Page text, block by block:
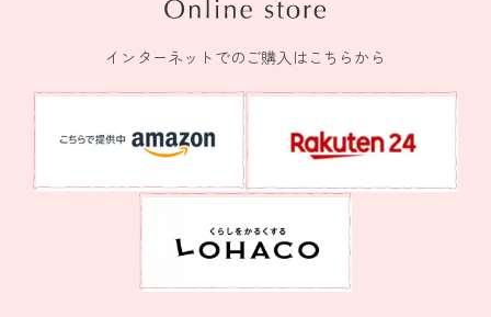
インターネットでのご購入はこちらから